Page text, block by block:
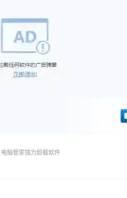
电脑管家强力卸载软件